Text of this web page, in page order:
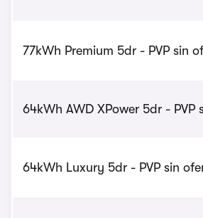
77kWh Premium 5dr - PVP sin
64kWh AWD XPower 5dr -
64kWh Luxury 5dr - PVP sin